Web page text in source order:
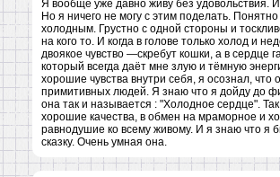
Я вообще уже давно живу без удовольствия. И
Но я ничего не могу с этим поделать.
холодным. Грустно с одной стороны и
на кого то. И когда в голове только холод и
двоякое чувство —скребут кошки, а в сердце
который всегда даёт мне злую и тёмную
хорошие чувства внутри себя, я осознал,
примитивных людей. Я знаю что я дойду до
она так и называется : "Холодное сердце".
хорошие качества, в обмен на мраморное и
равнодушие ко всему живому. И я знаю что я
сказку. Очень умная она.